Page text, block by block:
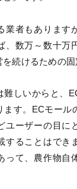
業者もあります
、数万～数十万
続けるための固
難しいからと、
ます。ECモール
ユーザーの目に
することはでき
って、農作物自